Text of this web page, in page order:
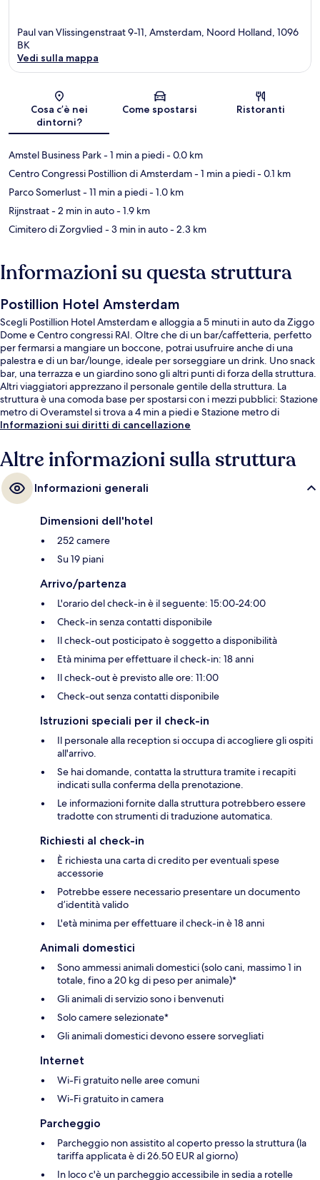
Paul van Vlissingenstraat 9-11, Amsterdam, Noord Holland, 1096
BK
Vedi sulla mappa
Cosa c’è nei
dintorni?
Come spostarsi Ristoranti
Amstel Business Park- 1 min a piedi- 0.0 km
Centro Congressi Postillion di Amsterdam- 1 min a piedi- 0.1 km
Parco Somerlust- 11 min a piedi- 1.0 km
Rijnstraat- 2 min in auto- 1.9 km
Cimitero di Zorgvlied - 3 min in auto- 2.3 km
Informazioni su questa struttura
Postillion Hotel Amsterdam
Scegli Postillion Hotel Amsterdam e alloggia a 5 minuti in auto da Ziggo
Dome e Centro congressi RAI. Oltre che di un bar/caffetteria, perfetto
per fermarsi a mangiare un boccone, potrai usufruire anche di una
palestra e di un bar/lounge, ideale per sorseggiare un drink. Uno snack
bar, una terrazza e un giardino sono gli altri punti di forza della struttura.
Altri viaggiatori apprezzano il personale gentile della struttura. La
struttura è una comoda base per spostarsi con i mezzi pubblici: Stazione
metro di Overamstel si trova a 4 min a piedi e Stazione metro di
Spaklerweg a 10.
Informazioni sui diritti di cancellazione
Altre informazioni sulla struttura
Informazioni generali
Dimensioni dell'hotel
252 camere
Su 19 piani
Arrivo/partenza
L'orario del check-in è il seguente: 15:00-24:00
Check-in senza contatti disponibile
Il check-out posticipato è soggetto a disponibilità
Età minima per effettuare il check-in: 18 anni
Il check-out è previsto alle ore: 11:00
Check-out senza contatti disponibile
Istruzioni speciali per il check-in
Il personale alla reception si occupa di accogliere gli ospiti
all'arrivo.
Se hai domande, contatta la struttura tramite i recapiti
indicati sulla conferma della prenotazione.
Le informazioni fornite dalla struttura potrebbero essere
tradotte con strumenti di traduzione automatica.
Richiesti al check-in
È richiesta una carta di credito per eventuali spese
accessorie
Potrebbe essere necessario presentare un documento
d’identità valido
L'età minima per effettuare il check-in è 18 anni
Animali domestici
Sono ammessi animali domestici (solo cani, massimo 1 in
totale, fino a 20 kg di peso per animale)*
Gli animali di servizio sono i benvenuti
Solo camere selezionate*
Gli animali domestici devono essere sorvegliati
Internet
Wi-Fi gratuito nelle aree comuni
Wi-Fi gratuito in camera
Parcheggio
Parcheggio non assistito al coperto presso la struttura (la
tariffa applicata è di 26.50 EUR al giorno)
In loco c'è un parcheggio accessibile in sedia a rotelle